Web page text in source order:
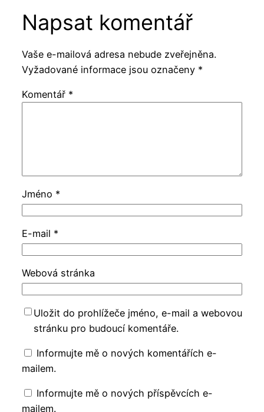
Napsat komentář
Vaše e-mailová adresa nebude zveřejněna.
Vyžadované informace jsou označeny *
Komentář *
Jméno *
E-mail *
Webová stránka
Uložit do prohlížeče jméno, e-mail a webovou
stránku pro budoucí komentáře.
Informujte mě o nových komentářích e-
mailem.
Informujte mě o nových příspěvcích e-
mailem.